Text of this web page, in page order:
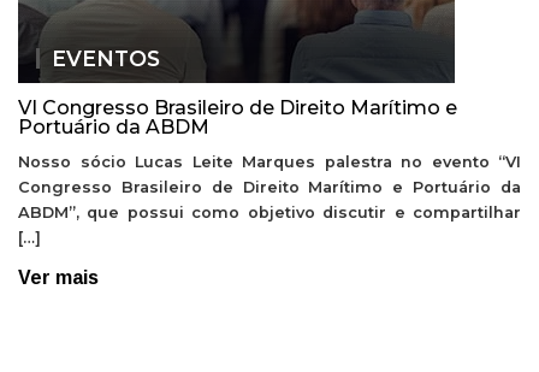
EVENTOS
VI Congresso Brasileiro de Direito Marítimo e
Portuário da ABDM
Nosso sócio Lucas Leite Marques palestra no evento “VI
Congresso Brasileiro de Direito Marítimo e Portuário da
ABDM”, que possui como objetivo discutir e compartilhar
[…]
Ver mais